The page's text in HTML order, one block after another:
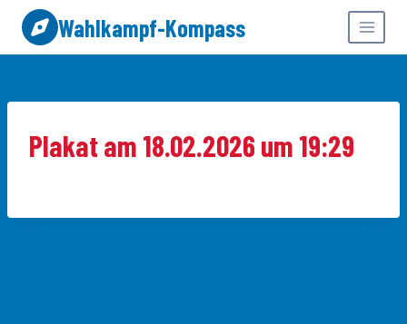
Zum
Inhalt
springen
Wahlkampf-Kompass
Plakat am 18.02.2026 um 19:29